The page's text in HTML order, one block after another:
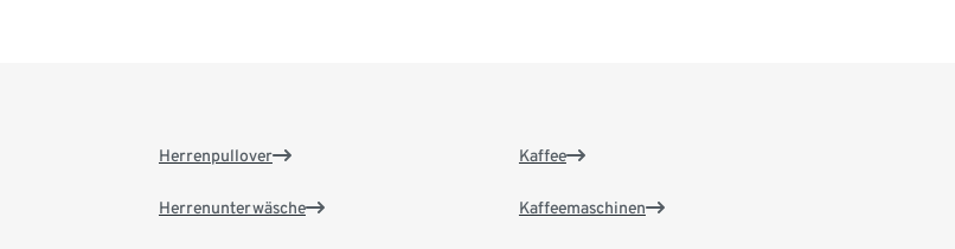
Herrenpullover
Herrenunterwäsche
Kaffee
Kaffeemaschinen